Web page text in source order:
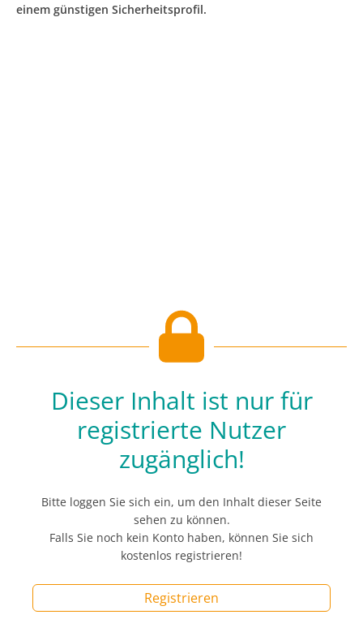
einem günstigen Sicherheitsprofil.
Dieser Inhalt ist nur für
registrierte Nutzer
zugänglich!
Bitte loggen Sie sich ein, um den Inhalt dieser Seite
sehen zu können.
Falls Sie noch kein Konto haben, können Sie sich
kostenlos registrieren!
Registrieren